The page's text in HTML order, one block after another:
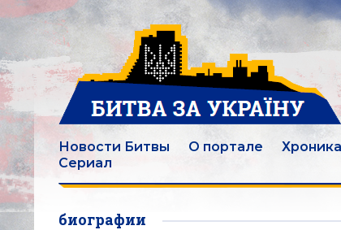
Новости Битвы О портале Хроника
Сериал
биографии